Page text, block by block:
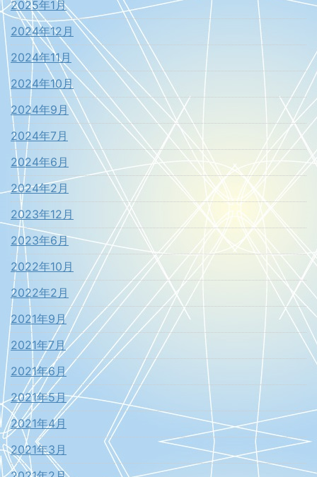
2025年1月
2024年12月
2024年11月
2024年10月
2024年9月
2024年7月
2024年6月
2024年2月
2023年12月
2023年6月
2022年10月
2022年2月
2021年9月
2021年7月
2021年6月
2021年5月
2021年4月
2021年3月